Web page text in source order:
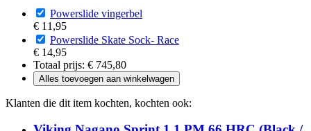
Powerslide vingerbel
€ 11,95
Powerslide Skate Sock- Race
€ 14,95
Totaal prijs: € 745,80
Alles toevoegen aan winkelwagen
Klanten die dit item kochten, kochten ook: